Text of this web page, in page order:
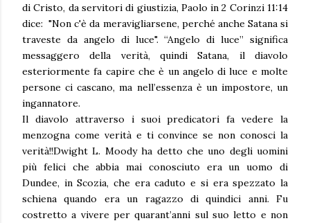
di Cristo, da servitori di giustizia, Paolo in 2 Corinzi 11:14
dice: "Non c'è da meravigliarsene, perché anche Satana si
traveste da angelo di luce". “Angelo di luce” significa
messaggero della verità, quindi Satana, il diavolo
esteriormente fa capire che è un angelo di luce e molte
persone ci cascano, ma nell’essenza è un impostore, un
ingannatore.
Il diavolo attraverso i suoi predicatori fa vedere la
menzogna come verità e ti convince se non conosci la
verità!!Dwight L. Moody ha detto che uno degli uomini
più felici che abbia mai conosciuto era un uomo di
Dundee, in Scozia, che era caduto e si era spezzato la
schiena quando era un ragazzo di quindici anni. Fu
costretto a vivere per quarant’anni sul suo letto e non